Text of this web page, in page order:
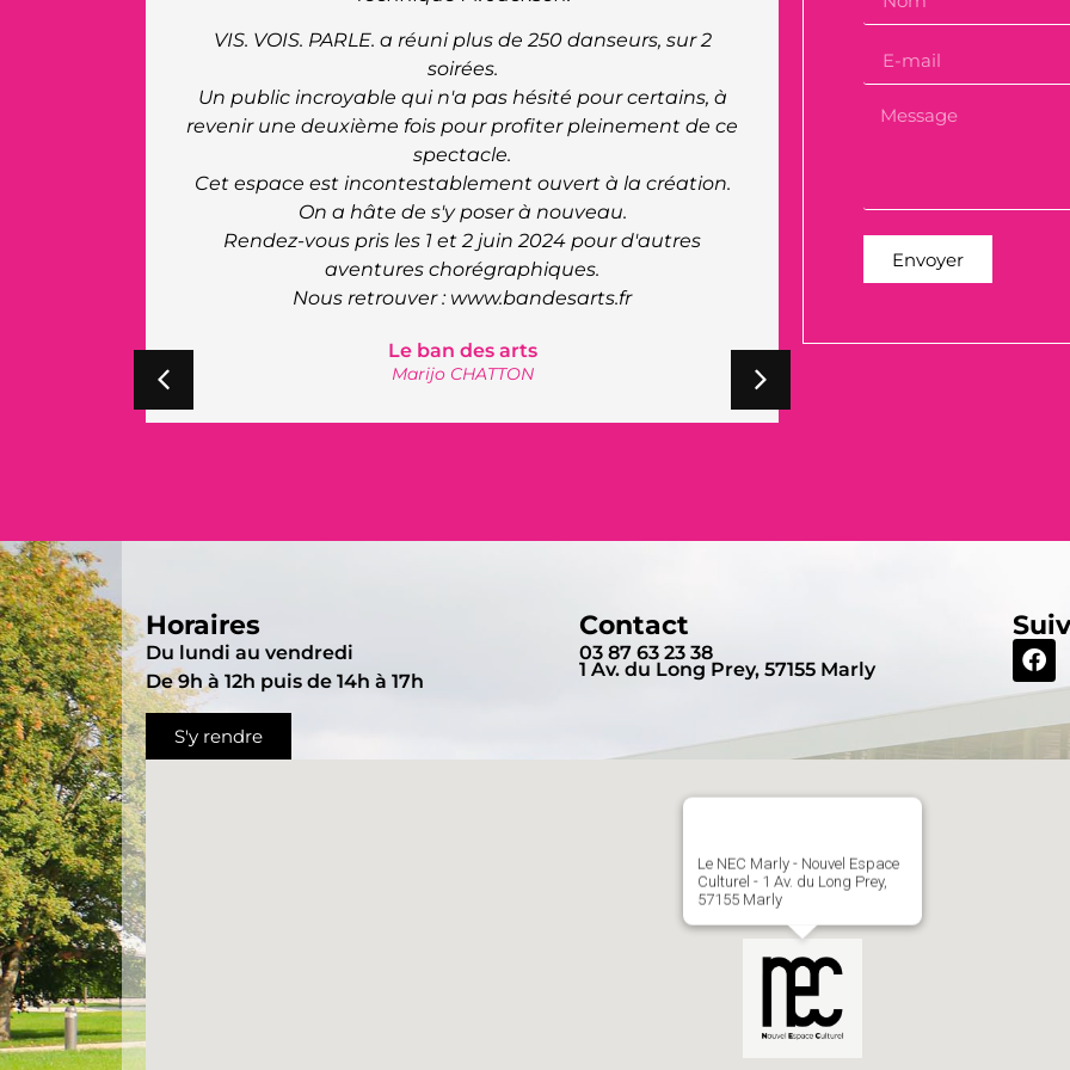
La salle a un charme particulier avec sa scène au niveau
zéro, ce qui a de plus offert une nouvelle expérience à la
troupe du cabaret, une première pour eux. Leur retour à
été très positif, ils ont pris un réel plaisir à jouer sur cette
scène atypique.
Clara Morgane
Cabaret de Clara Morgane Envoyer
Horaires
Du lundi au vendredi
De 9h à 12h puis de 14h à 17h
Contact
03 87 63 23 38
1 Av. du Long Prey, 57155 Marly
S'y rendre
Le NEC Marly - Nouvel Espace
Culturel - 1 Av. du Long Prey,
57155 Marly